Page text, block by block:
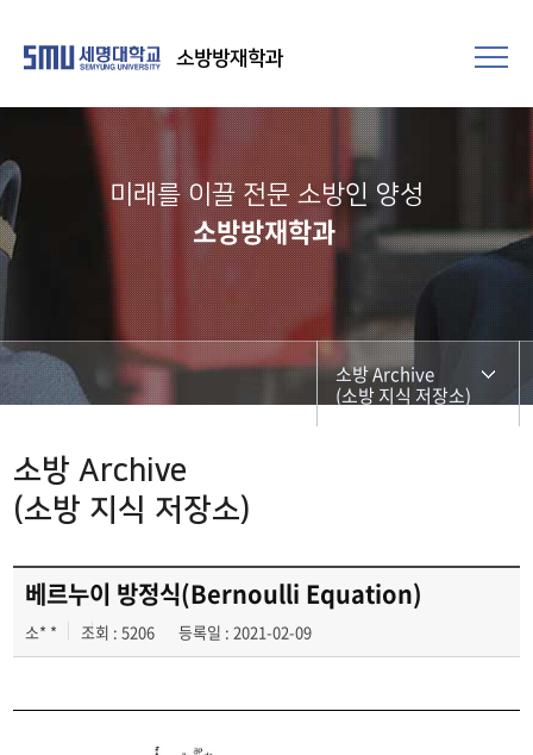
소방방재학과
미래를 이끌 전문 소방인 양성
소방방재학과
소방 Archive
(소방 지식 저장소)
소방 Archive
(소방 지식 저장소)
소방 Archive
(소방 지식 저장소)
베르누이 방정식(Bernoulli Equation)
소* * 조회 : 5206 등록일 : 2021-02-09